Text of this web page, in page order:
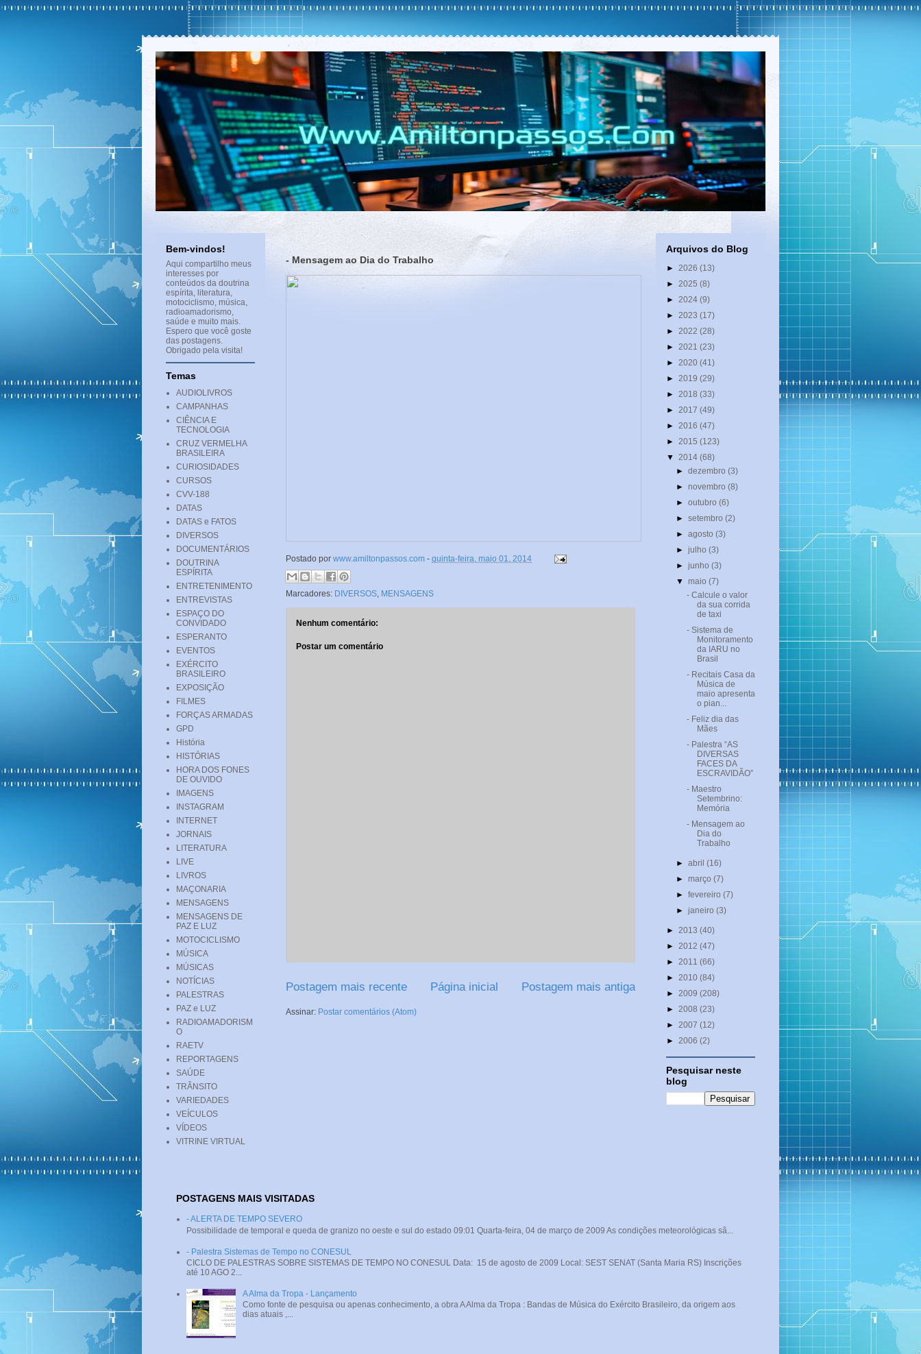
- Mensagem ao Dia do Trabalho
Postado por www.amiltonpassos.com - quinta-feira, maio 01, 2014
Marcadores: DIVERSOS, MENSAGENS
Nenhum comentário:
Postar um comentário
Postagem mais recente Postagem mais antiga
Página inicial
Assinar: Postar comentários (Atom)
Bem-vindos!
Aqui compartilho meus
interesses por
conteúdos da doutrina
espírita, literatura,
motociclismo, música,
radioamadorismo,
saúde e muito mais.
Espero que você goste
das postagens.
Obrigado pela visita!
Temas
AUDIOLIVROS
CAMPANHAS
CIÊNCIA E
TECNOLOGIA
CRUZ VERMELHA
BRASILEIRA
CURIOSIDADES
CURSOS
CVV-188
DATAS
DATAS e FATOS
DIVERSOS
DOCUMENTÁRIOS
DOUTRINA
ESPÍRITA
ENTRETENIMENTO
ENTREVISTAS
ESPAÇO DO
CONVIDADO
ESPERANTO
EVENTOS
EXÉRCITO
BRASILEIRO
EXPOSIÇÃO
FILMES
FORÇAS ARMADAS
GPD
História
HISTÓRIAS
HORA DOS FONES
DE OUVIDO
IMAGENS
INSTAGRAM
INTERNET
JORNAIS
LITERATURA
LIVE
LIVROS
MAÇONARIA
MENSAGENS
MENSAGENS DE
PAZ E LUZ
MOTOCICLISMO
MÚSICA
MÚSICAS
NOTÍCIAS
PALESTRAS
PAZ e LUZ
RADIOAMADORISM
O
RAETV
REPORTAGENS
SAÚDE
TRÂNSITO
VARIEDADES
VEÍCULOS
VÍDEOS
VITRINE VIRTUAL
Arquivos do Blog
► 2026 (13)
► 2025 (8)
► 2024 (9)
► 2023 (17)
► 2022 (28)
► 2021 (23)
► 2020 (41)
► 2019 (29)
► 2018 (33)
► 2017 (49)
► 2016 (47)
► 2015 (123)
▼ 2014 (68)
►dezembro(3)
►novembro(8)
►outubro(6)
►setembro(2)
►agosto(3)
►julho(3)
►junho(3)
▼maio(7)
- Calcule o valor
da sua corrida
de taxi
- Sistema de
Monitoramento
da IARU no
Brasil
- Recitais Casa da
Música de
maio apresenta
o pian...
- Feliz dia das
Mães
- Palestra “AS
DIVERSAS
FACES DA
ESCRAVIDÃO”
- Maestro
Setembrino:
Memória
- Mensagem ao
Dia do
Trabalho
►abril(16)
►março(7)
►fevereiro(7)
►janeiro(3)
► 2013 (40)
► 2012 (47)
► 2011 (66)
► 2010 (84)
► 2009 (208)
► 2008 (23)
► 2007 (12)
► 2006 (2)
Pesquisar neste
blog
POSTAGENS MAIS VISITADAS
- ALERTA DE TEMPO SEVERO
Possibilidade de temporal e queda de granizo no oeste e sul do estado 09:01 Quarta-feira, 04 de março de 2009 As condições meteorológicas sã...
- Palestra Sistemas de Tempo no CONESUL
CICLO DE PALESTRAS SOBRE SISTEMAS DE TEMPO NO CONESUL Data: 15 de agosto de 2009 Local: SEST SENAT (Santa Maria RS) Inscrições
até 10 AGO 2...
A Alma da Tropa - Lançamento
Como fonte de pesquisa ou apenas conhecimento, a obra A Alma da Tropa : Bandas de Música do Exército Brasileiro, da origem aos
dias atuais ,...